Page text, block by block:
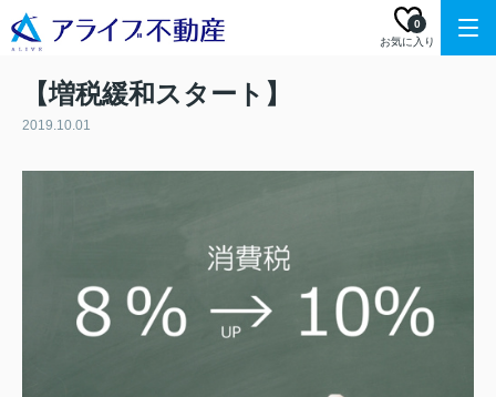
お気に入り
0
【増税緩和スタート】
2019.10.01